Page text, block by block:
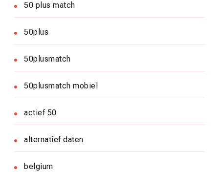
50 plus match
50plus
50plusmatch
50plusmatch mobiel
actief 50
alternatief daten
belgium